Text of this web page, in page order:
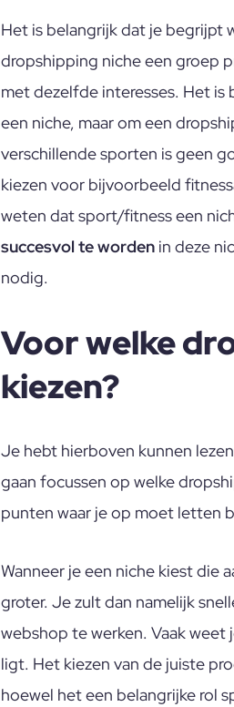
Het is belangrijk dat je begrijpt
dropshipping niche een groep
met dezelfde interesses. Het
een niche, maar om een
verschillende sporten is geen
kiezen voor bijvoorbeeld
weten dat sport/fitness een
succesvol te wordenin deze
nodig.
Voor welke
kiezen?
Je hebt hierboven kunnen
gaan focussen op welke
punten waar je op moet letten
Wanneer je een niche kiest die
groter. Je zult dan namelijk
webshop te werken. Vaak weet
ligt. Het kiezen van de juiste
hoewel het een belangrijke rol